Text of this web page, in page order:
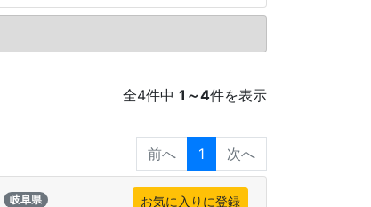
全4件中 1 ～4件を表示
1
岐阜県